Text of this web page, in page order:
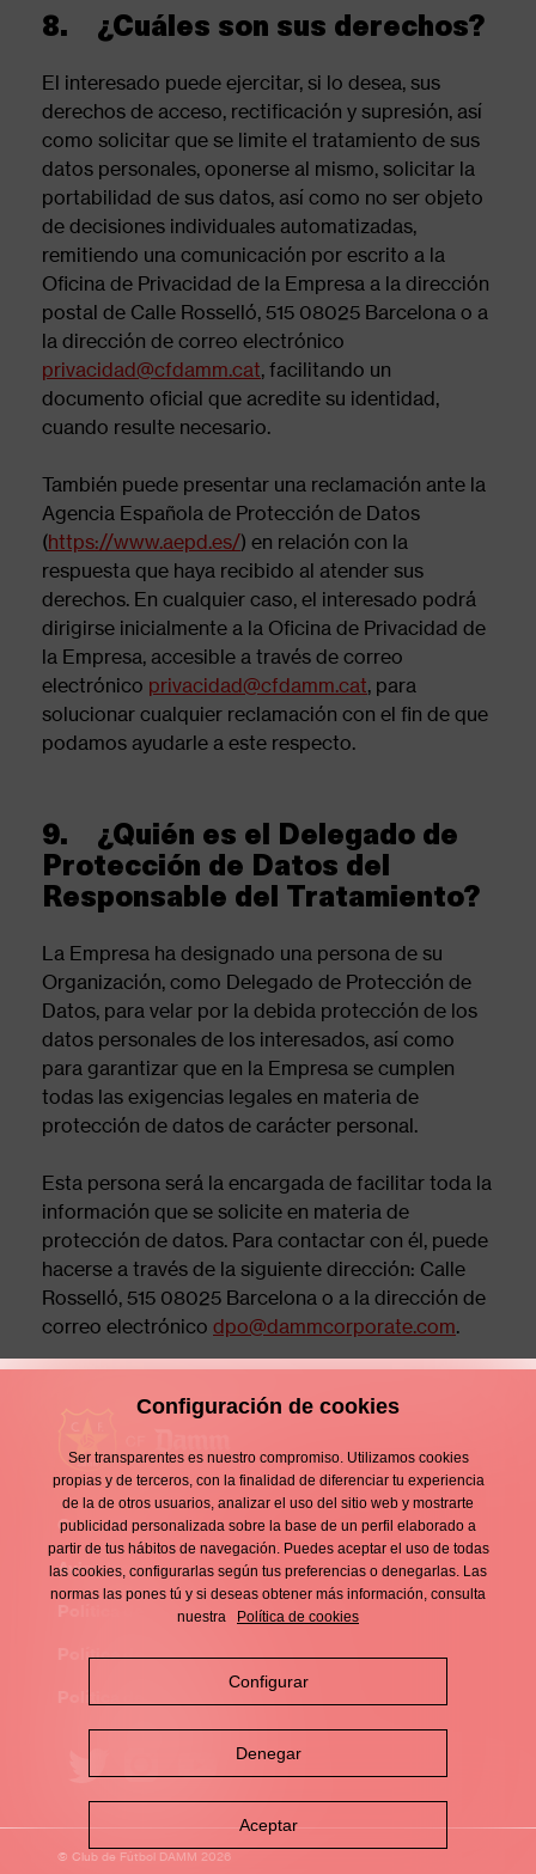
8. ¿Cuáles son sus derechos?
El interesado puede ejercitar, si lo desea, sus
derechos de acceso, rectificación y supresión, así
como solicitar que se limite el tratamiento de sus
datos personales, oponerse al mismo, solicitar la
portabilidad de sus datos, así como no ser objeto
de decisiones individuales automatizadas,
remitiendo una comunicación por escrito a la
Oficina de Privacidad de la Empresa a la dirección
postal de Calle Rosselló, 515 08025 Barcelona o a
la dirección de correo electrónico
privacidad@cfdamm.cat, facilitando un
documento oficial que acredite su identidad,
cuando resulte necesario.
También puede presentar una reclamación ante la
Agencia Española de Protección de Datos
(https://www.aepd.es/) en relación con la
respuesta que haya recibido al atender sus
derechos. En cualquier caso, el interesado podrá
dirigirse inicialmente a la Oficina de Privacidad de
la Empresa, accesible a través de correo
electrónico privacidad@cfdamm.cat, para
solucionar cualquier reclamación con el fin de que
podamos ayudarle a este respecto.
9. ¿Quién es el Delegado de
Protección de Datos del
Responsable del Tratamiento?
La Empresa ha designado una persona de su
Organización, como Delegado de Protección de
Datos, para velar por la debida protección de los
datos personales de los interesados, así como
para garantizar que en la Empresa se cumplen
todas las exigencias legales en materia de
protección de datos de carácter personal.
Esta persona será la encargada de facilitar toda la
información que se solicite en materia de
protección de datos. Para contactar con él, puede
hacerse a través de la siguiente dirección: Calle
Rosselló, 515 08025 Barcelona o a la dirección de
correo electrónico dpo@dammcorporate.com.
Enllaços
d'interès
Contacto
Footer
Aviso legal
Política de privacidad
Política de cookies
© Club de Fútbol DAMM 2026
Configuración de cookies
Ser transparentes es nuestro compromiso. Utilizamos cookies
propias y de terceros, con la finalidad de diferenciar tu experiencia
de la de otros usuarios, analizar el uso del sitio web y mostrarte
publicidad personalizada sobre la base de un perfil elaborado a
partir de tus hábitos de navegación. Puedes aceptar el uso de todas
las cookies, configurarlas según tus preferencias o denegarlas. Las
normas las pones tú y si deseas obtener más información, consulta
nuestra
Política de cookies
Configurar
Denegar
Aceptar